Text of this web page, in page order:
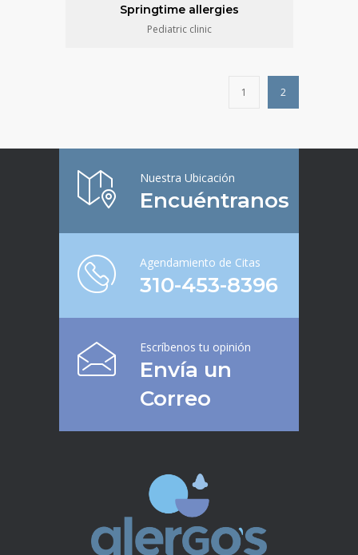
Springtime allergies
Pediatric clinic
1 2
Nuestra Ubicación
Encuéntranos
Agendamiento de Citas
310-453-8396
Escríbenos tu opinión
Envía un
Correo